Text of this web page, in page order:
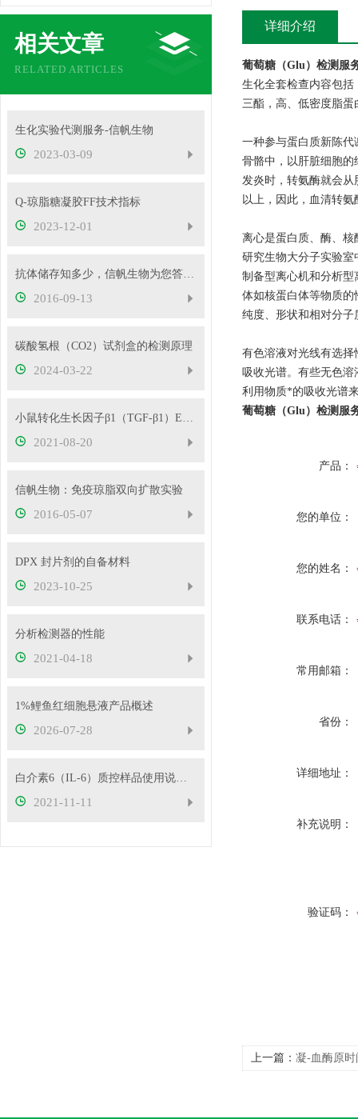
相关文章
RELATED ARTICLES
生化实验代测服务-信帆生物
2023-03-09
Q-琼脂糖凝胶FF技术指标
2023-12-01
抗体储存知多少，信帆生物为您答疑解惑
2016-09-13
碳酸氢根（CO2）试剂盒的检测原理
2024-03-22
小鼠转化生长因子β1（TGF-β1）ELISA检测试剂盒使用说明！
2021-08-20
信帆生物：免疫琼脂双向扩散实验
2016-05-07
DPX 封片剂的自备材料
2023-10-25
分析检测器的性能
2021-04-18
1%鲤鱼红细胞悬液产品概述
2026-07-28
白介素6（IL-6）质控样品使用说明！
2021-11-11
详细介绍
葡萄糖（Glu）检测服
生化全套检查内容包
三酯，高、低密度脂
一种参与蛋白质新陈
骨骼中，以肝脏细胞
发炎时，转氨酶就会
以上，因此，血清转
离心是蛋白质、酶、
研究生物大分子实验室
制备型离心机和分析
体如核蛋白体等物质
纯度、形状和相对分
有色溶液对光线有选
吸收光谱。有些无色
利用物质*的吸收光谱
葡萄糖（Glu）检测服
产品：
您的单位：
您的姓名：
联系电话：
常用邮箱：
省份：
详细地址：
补充说明：
验证码：
上一篇： 凝-血酶原